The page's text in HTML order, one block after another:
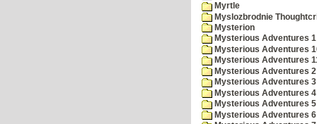
Myrtle
Myslozbrodnie
Mysterion
Mysterious Adventures
Mysterious Adventures
Mysterious Adventures
Mysterious Adventures
Mysterious Adventures
Mysterious Adventures
Mysterious Adventures
Mysterious Adventures